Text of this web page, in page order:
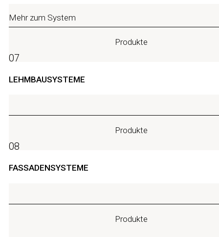
Mehr zum System
Produkte
07
LEHMBAUSYSTEME
Produkte
08
FASSADENSYSTEME
Produkte